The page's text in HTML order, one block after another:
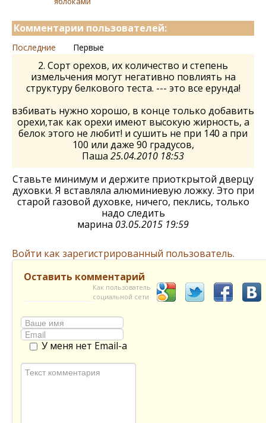
Комментарии пользователей:
Последние Первые
2. Сорт орехов, их количество и степень
измельчения могут негативно повлиять на
структуру белкового теста. --- это все ерунда!
взбивать нужно хорошо, в конце только добавить
орехи,так как орехи имеют высокую жирность, а
белок этого не любит! и сушить не при 140 а при
100 или даже 90 градусов,
Паша 25.04.2010 18:53
Ставьте минимум и держите приоткрытой дверцу
духовки. Я вставляла алюминиевую ложку. Это при
старой газовой духовке, ничего, пеклись, только
надо следить
марина 03.05.2015 19:59
Войти как зарегистрированный пользователь.
Оставить комментарий
Как пользователь
социальной сети
У меня нет Email-а